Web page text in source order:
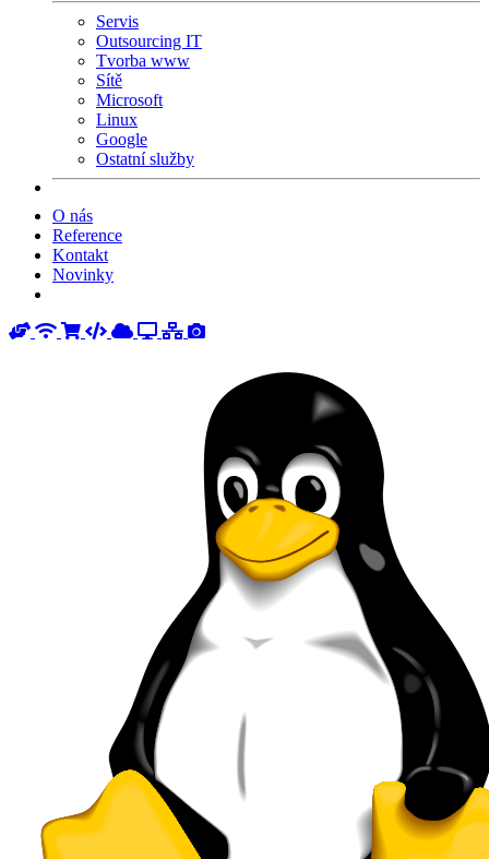
Servis
Outsourcing IT
Tvorba www
Sítě
Microsoft
Linux
Google
Ostatní služby
O nás
Reference
Kontakt
Novinky